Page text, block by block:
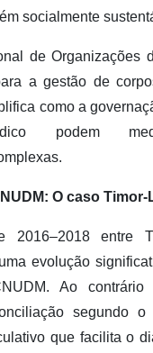
socialmente
de Organizações
a gestão de
como a
podem
O caso
2016–2018 entre
evolução
Ao contrário
segundo
que facilita o